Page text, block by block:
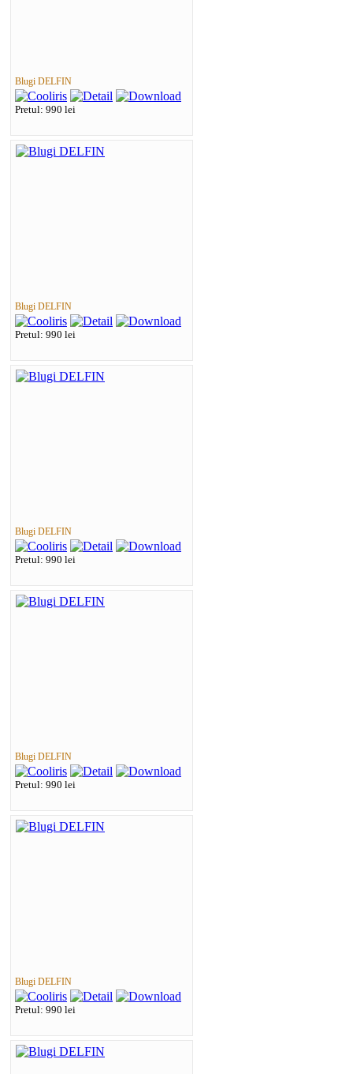
Blugi DELFIN
Pretul: 990 lei
Blugi DELFIN
Pretul: 990 lei
Blugi DELFIN
Pretul: 990 lei
Blugi DELFIN
Pretul: 990 lei
Blugi DELFIN
Pretul: 990 lei